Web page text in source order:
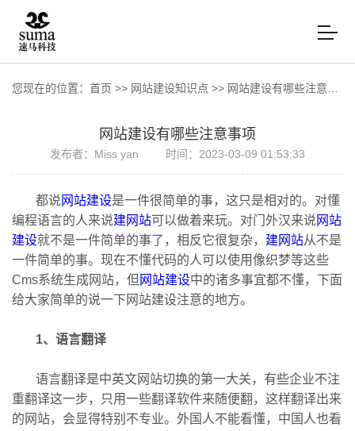
您现在的位置： 首页 >> 网站建设知识点 >> 网站建设有哪些注意事项
网站建设有哪些注意事项
发布者：Miss yan 时间：2023-03-09 01:53:33
都说网站建设是一件很简单的事，这只是相对的。对懂
编程语言的人来说建网站可以做着来玩。对门外汉来说网站
建设就不是一件简单的事了，相反它很复杂， 建网站从不是
一件简单的事。现在不懂代码的人可以使用像织梦等这些
Cms系统生成网站，但 网站建设中的诸多事宜都不懂，下面
给大家简单的说一下网站建设注意的地方。
1、语言翻译
语言翻译是中英文网站切换的第一大关，有些企业不注
重翻译这一步，只用一些翻译软件来随便翻，这样翻译出来
的网站，会显得特别不专业。外国人不能看懂，中国人也看